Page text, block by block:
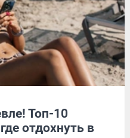
Топ-10
отдохнуть в